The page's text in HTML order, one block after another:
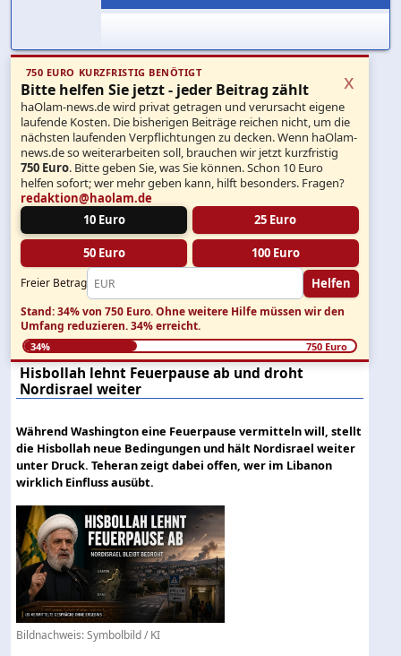
750 EURO KURZFRISTIG BENÖTIGT
Bitte helfen Sie jetzt - jeder Beitrag zählt
haOlam-news.de wird privat getragen und verursacht eigene
laufende Kosten. Die bisherigen Beiträge reichen nicht, um die
nächsten laufenden Verpflichtungen zu decken. Wenn haOlam-
news.de so weiterarbeiten soll, brauchen wir jetzt kurzfristig
750 Euro. Bitte geben Sie, was Sie können. Schon 10 Euro
helfen sofort; wer mehr geben kann, hilft besonders. Fragen?
redaktion@haolam.de
10 Euro
25 Euro
50 Euro 100 Euro
Freier Betrag Helfen
x
Stand: 34% von 750 Euro.Ohne weitere Hilfe müssen wir den
Umfang reduzieren.34% erreicht.
34% 750 Euro
Hisbollah lehnt Feuerpause ab und droht
Nordisrael weiter
Während Washington eine Feuerpause vermitteln will, stellt
die Hisbollah neue Bedingungen und hält Nordisrael weiter
unter Druck. Teheran zeigt dabei offen, wer im Libanon
wirklich Einfluss ausübt.
Bildnachweis: Symbolbild / KI